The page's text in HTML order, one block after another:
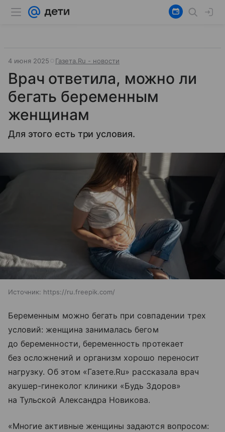
4 июня 2025 Газета.Ru - новости
Врач ответила, можно ли
бегать беременным
женщинам
Для этого есть три условия.
Источник: https://ru.freepik.com/
Беременным можно бегать при совпадении трех
условий: женщина занималась бегом
до беременности, беременность протекает
без осложнений и организм хорошо переносит
нагрузку. Об этом «Газете.Ru» рассказала врач
акушер-гинеколог клиники «Будь Здоров»
на Тульской Александра Новикова.
«Многие активные женщины задаются вопросом: